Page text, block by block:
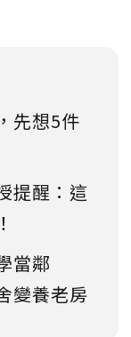
先想5件
提醒：這
當鄰
變養老房